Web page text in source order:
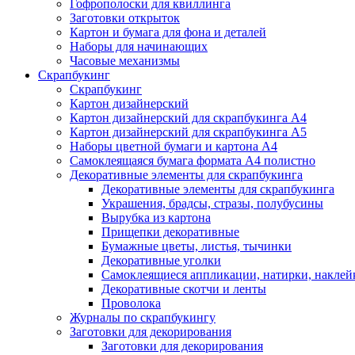
Гофрополоски для квиллинга
Заготовки открыток
Картон и бумага для фона и деталей
Наборы для начинающих
Часовые механизмы
Скрапбукинг
Скрапбукинг
Картон дизайнерский
Картон дизайнерский для скрапбукинга А4
Картон дизайнерский для скрапбукинга А5
Наборы цветной бумаги и картона А4
Самоклеящаяся бумага формата А4 полистно
Декоративные элементы для скрапбукинга
Декоративные элементы для скрапбукинга
Украшения, брадсы, стразы, полубусины
Вырубка из картона
Прищепки декоративные
Бумажные цветы, листья, тычинки
Декоративные уголки
Самоклеящиеся аппликации, натирки,
Декоративные скотчи и ленты
Проволока
Журналы по скрапбукингу
Заготовки для декорирования
Заготовки для декорирования